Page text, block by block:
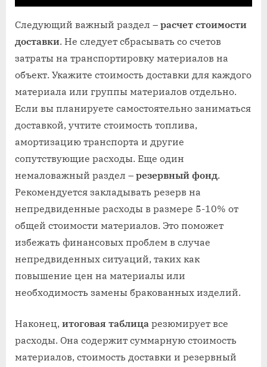
Следующий важный раздел – расчет стоимости
доставки. Не следует сбрасывать со счетов
затраты на транспортировку материалов на
объект. Укажите стоимость доставки для каждого
материала или группы материалов отдельно.
Если вы планируете самостоятельно заниматься
доставкой, учтите стоимость топлива,
амортизацию транспорта и другие
сопутствующие расходы. Еще один
немаловажный раздел – резервный фонд.
Рекомендуется закладывать резерв на
непредвиденные расходы в размере 5-10% от
общей стоимости материалов. Это поможет
избежать финансовых проблем в случае
непредвиденных ситуаций, таких как
повышение цен на материалы или
необходимость замены бракованных изделий.
Наконец, итоговая таблица резюмирует все
расходы. Она содержит суммарную стоимость
материалов, стоимость доставки и резервный